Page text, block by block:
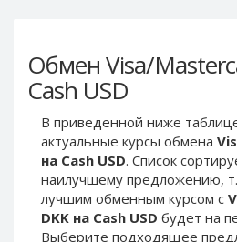
Обмен Visa/
Cash USD
В приведенной ниже
актуальные курсы обмена
на Cash USD. Список
наилучшему предложению,
лучшим обменным курсом с
DKK на Cash USD будет на
Выберите подходящее
Payeer Tether ERC20
(USDT)
Payeer UAH
ЮMoney RUB
ЮMoney KZT
PayPal USD
PayPal EUR
PayPal GBP